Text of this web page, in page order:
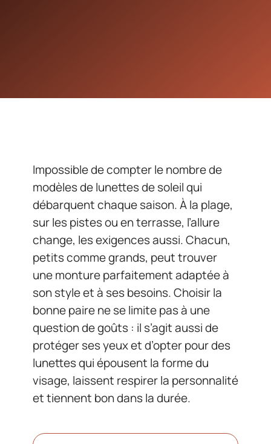
Impossible de compter le nombre de
modèles de lunettes de soleil qui
débarquent chaque saison. À la plage,
sur les pistes ou en terrasse, l’allure
change, les exigences aussi. Chacun,
petits comme grands, peut trouver
une monture parfaitement adaptée à
son style et à ses besoins. Choisir la
bonne paire ne se limite pas à une
question de goûts : il s’agit aussi de
protéger ses yeux et d’opter pour des
lunettes qui épousent la forme du
visage, laissent respirer la personnalité
et tiennent bon dans la durée.